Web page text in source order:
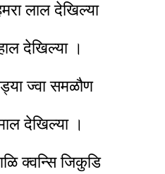
लाल देखिल्या
देखिल्या ।
ज्वा समळौण
देखिल्या ।
क्वन्सि जिकुडि